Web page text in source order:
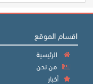
اقسام الموقع
الرئيسية
من نحن
أخبار